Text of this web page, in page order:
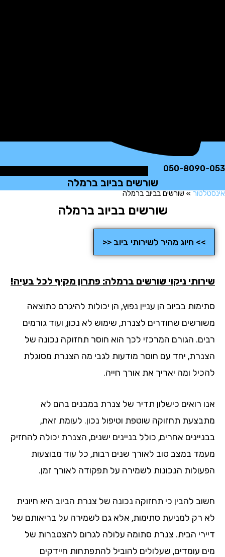
050-
שורשים בביוב ברמלה
»שורשים בביוב ברמלה
שורשים בביוב ברמלה
>> חיוג מהיר לשירותי ביוב <<
ניקוי שורשים ברמלה: פתרון מקיף לכל בעיה!
בביוב הן עניין נפוץ, הן יכולות להיגרם כתוצאה
שחודרים לצנרת, שימוש לא נכון, ועוד גורמים
הגורם המרכזי לכך הוא חוסר תחזוקה נכונה של
יחד עם חוסר מודעות לגבי מה הצנרת מסוגלת
ומה יאריך את אורך חייה.
רואים כישלון תדיר של צנרת במבנים בהם לא
תחזוקה שוטפת וטיפול נכון. לעומת זאת,
אחרים, כולל בניינים ישנים, הצנרת יכולה להחזיק
במצב טוב לאורך שנים רבות, כל עוד מבוצעות
הנכונות לשמירה על תפקודה לאורך זמן.
להבין כי תחזוקה נכונה של צנרת הביוב היא חיונית
רק למניעת סתימות, אלא גם לשמירה על בריאותם של
הבית. צנרת סתומה עלולה לגרום להצטברות של
עומדים, שעלולים להוביל להתפתחות חיידקים